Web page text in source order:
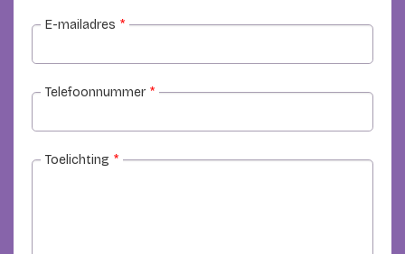
E-mailadres *
Telefoonnummer *
Toelichting *